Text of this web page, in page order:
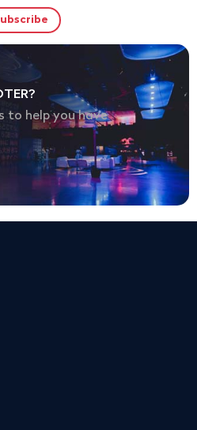
to help you have